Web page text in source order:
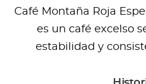
Café Montaña Roja
es un café excelso
estabilidad y